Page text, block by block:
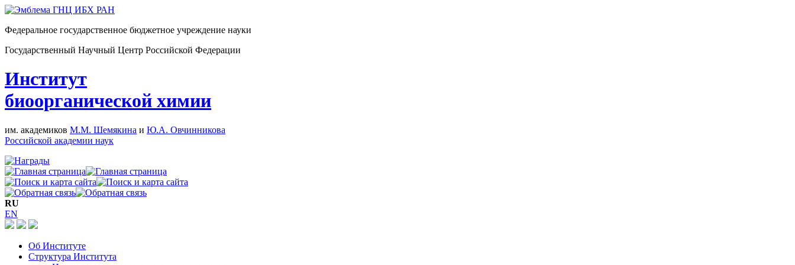
Федеральное государственное бюджетное учреждение науки
Государственный Научный Центр Российской Федерации
Институт
биоорганической химии
им. академиков М.М. Шемякина и Ю.А. Овчинникова
Российской академии наук
RU
EN
Об Институте
Структура Института